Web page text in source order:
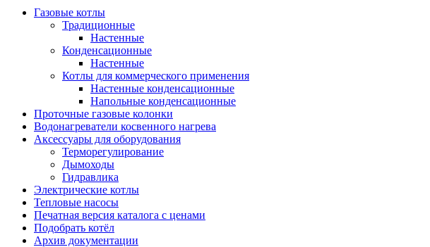
Газовые котлы
Традиционные
Настенные
Конденсационные
Настенные
Котлы для коммерческого применения
Настенные конденсационные
Напольные конденсационные
Проточные газовые колонки
Водонагреватели косвенного нагрева
Аксессуары для оборудования
Терморегулирование
Дымоходы
Гидравлика
Электрические котлы
Тепловые насосы
Печатная версия каталога с ценами
Подобрать котёл
Архив документации